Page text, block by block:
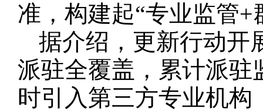
准，构建起“专业监管
据介绍，更新行动开
派驻全覆盖，累计派驻
时引入第三方专业机